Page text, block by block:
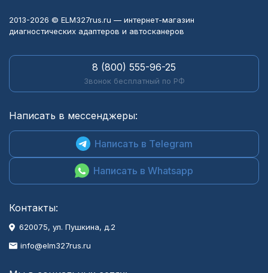
2013-2026 © ELM327rus.ru — интернет-магазин
диагностических адаптеров и автосканеров
8 (800) 555-96-25
Звонок бесплатный по РФ
Написать в мессенджеры:
Написать в Telegram
Написать в Whatsapp
Контакты:
620075, ул. Пушкина, д.2
info@elm327rus.ru